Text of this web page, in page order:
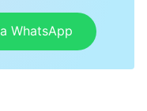
WhatsApp